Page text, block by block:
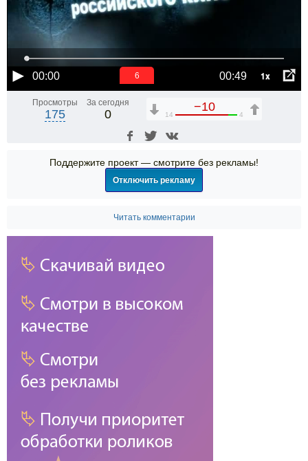
00:00 00:49 1x
6
Просмотры
175
За сегодня
0
−10
14 4
Поддержите проект — смотрите без рекламы!
Отключить рекламу
Читать комментарии